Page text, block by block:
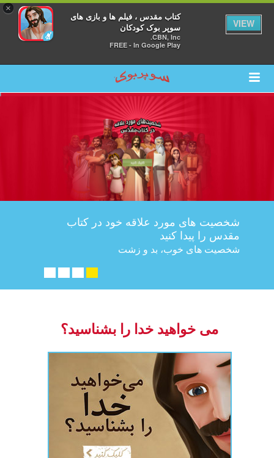
×
کتاب مقدس ، فیلم ها و بازی های
سوپر بوک کودکان
CBN, Inc.
FREE - In Google Play
VIEW
شخصیت های مورد علاقه خود در کتاب
مقدس را پیدا کنید
شخصیت های خوب، بد و زشت
می خواهید خدا را بشناسید؟